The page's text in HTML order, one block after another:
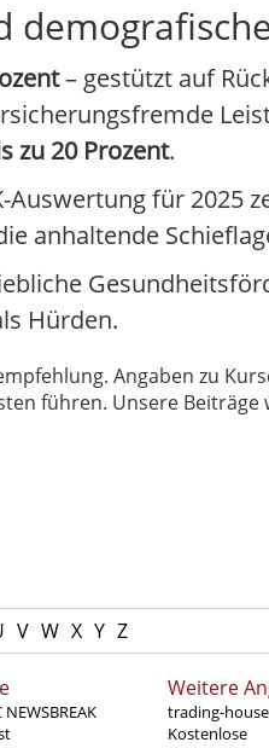
– gestützt auf
zu 20 Prozent.
für 2025
anhaltende
Hürden.
Angaben zu
führen. Unsere Beiträge
V W X Y Z
Weitere
trading-
Kostenlose